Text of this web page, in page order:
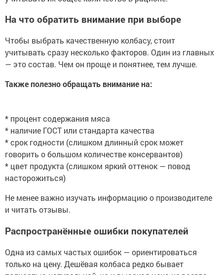
На что обратить внимание при выборе
Чтобы выбрать качественную колбасу, стоит
учитывать сразу несколько факторов. Один из главных
— это состав. Чем он проще и понятнее, тем лучше.
Также полезно обращать внимание на:
* процент содержания мяса
* наличие ГОСТ или стандарта качества
* срок годности (слишком длинный срок может
говорить о большом количестве консервантов)
* цвет продукта (слишком яркий оттенок — повод
насторожиться)
Не менее важно изучать информацию о производителе
и читать отзывы.
Распространённые ошибки покупателей
Одна из самых частых ошибок — ориентироваться
только на цену. Дешёвая колбаса редко бывает